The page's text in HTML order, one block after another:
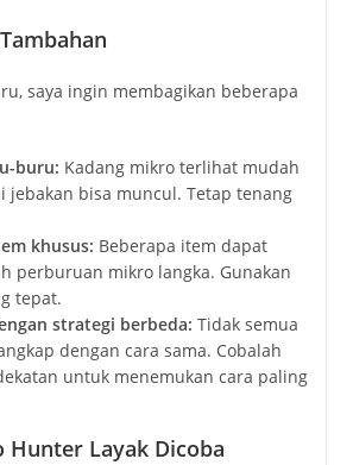
saya ingin membagikan beberapa
buru: Kadang mikro terlihat mudah
jebakan bisa muncul. Tetap tenang
khusus: Beberapa item dapat
perburuan mikro langka. Gunakan
tepat.
strategi berbeda: Tidak semua
dengan cara sama. Cobalah
untuk menemukan cara paling
Hunter Layak Dicoba